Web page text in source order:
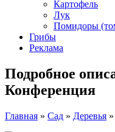
Картофель
Лук
Помидоры
Грибы
Реклама
Подробное
Конференция
Главная » Сад » Деревья »